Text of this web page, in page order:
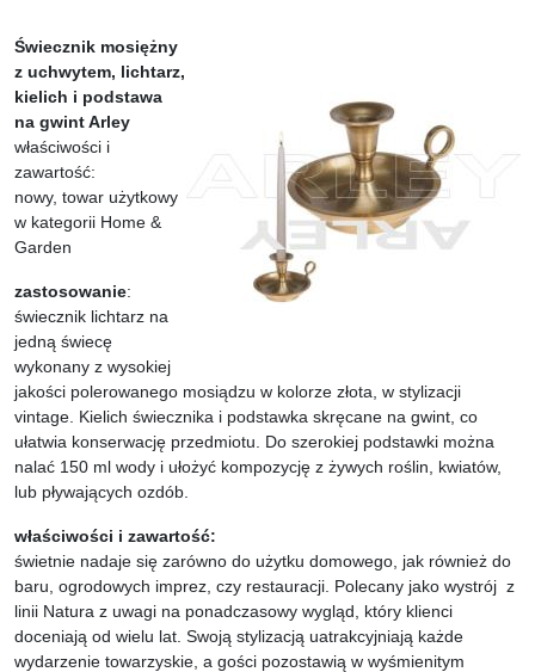
Świecznik mosiężny
z uchwytem, lichtarz,
kielich i podstawa
na gwint Arley
właściwości i
zawartość:
nowy, towar użytkowy
w kategorii Home &
Garden
zastosowanie:
świecznik lichtarz na
jedną świecę
wykonany z wysokiej
jakości polerowanego mosiądzu w kolorze złota, w stylizacji
vintage. Kielich świecznika i podstawka skręcane na gwint, co
ułatwia konserwację przedmiotu. Do szerokiej podstawki można
nalać 150 ml wody i ułożyć kompozycję z żywych roślin, kwiatów,
lub pływających ozdób.
właściwości i zawartość:
świetnie nadaje się zarówno do użytku domowego, jak również do
baru, ogrodowych imprez, czy restauracji. Polecany jako wystrój z
linii Natura z uwagi na ponadczasowy wygląd, który klienci
doceniają od wielu lat. Swoją stylizacją uatrakcyjniają każde
wydarzenie towarzyskie, a gości pozostawią w wyśmienitym